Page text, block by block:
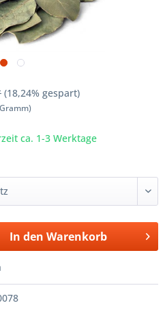
(18,24% gespart)
ca. 1-3 Werktage
In den Warenkorb